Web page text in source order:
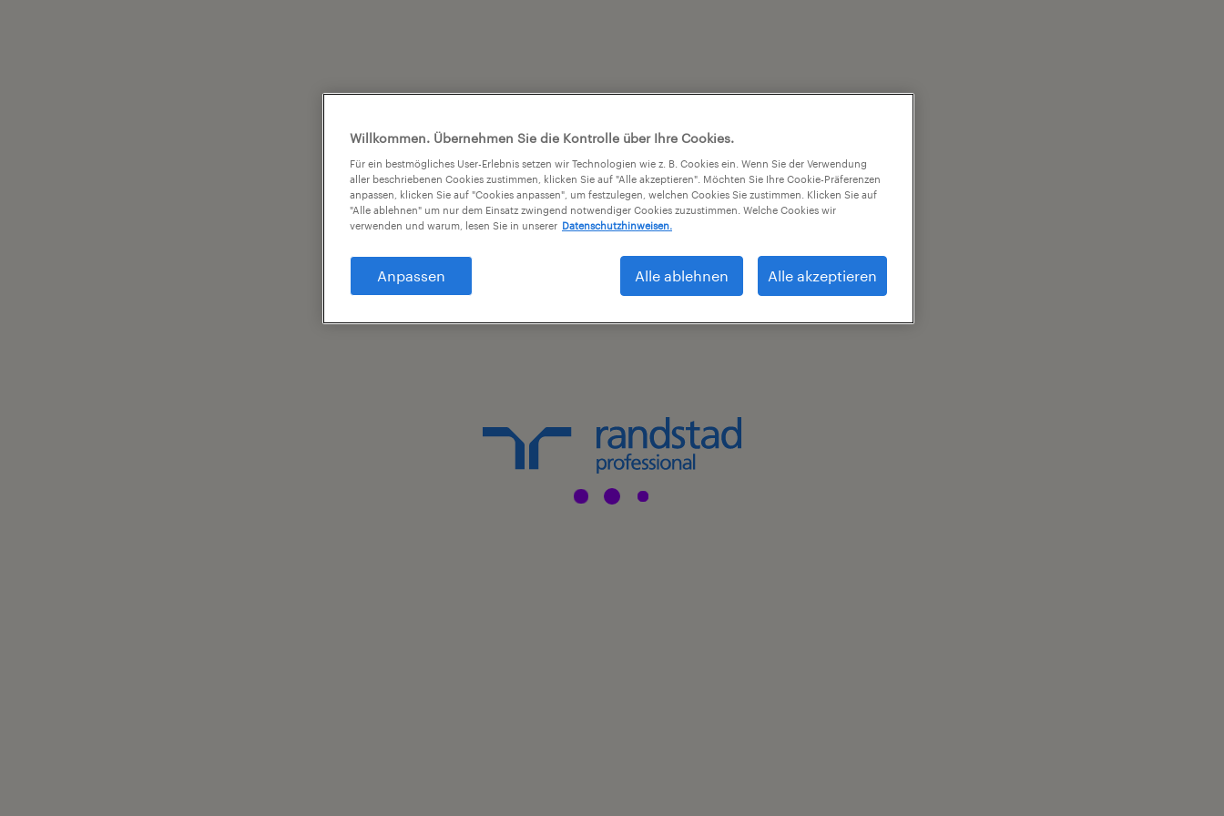
Willkommen. Übernehmen Sie die Kontrolle über Ihre Cookies.
Für ein bestmögliches User-Erlebnis setzen wir Technologien wie z. B. Cookies ein. Wenn Sie der Verwendung
aller beschriebenen Cookies zustimmen, klicken Sie auf "Alle akzeptieren". Möchten Sie Ihre Cookie-Präferenzen
anpassen, klicken Sie auf "Cookies anpassen", um festzulegen, welchen Cookies Sie zustimmen. Klicken Sie auf
"Alle ablehnen" um nur dem Einsatz zwingend notwendiger Cookies zuzustimmen. Welche Cookies wir
verwenden und warum, lesen Sie in unserer Datenschutzhinweisen.
Anpassen Alle ablehnen Alle akzeptieren